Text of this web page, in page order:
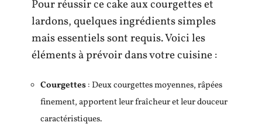
Pour réussir ce cake aux courgettes et
lardons, quelques ingrédients simples
mais essentiels sont requis. Voici les
éléments à prévoir dans votre cuisine :
Courgettes: Deux courgettes moyennes, râpées
finement, apportent leur fraîcheur et leur douceur
caractéristiques.